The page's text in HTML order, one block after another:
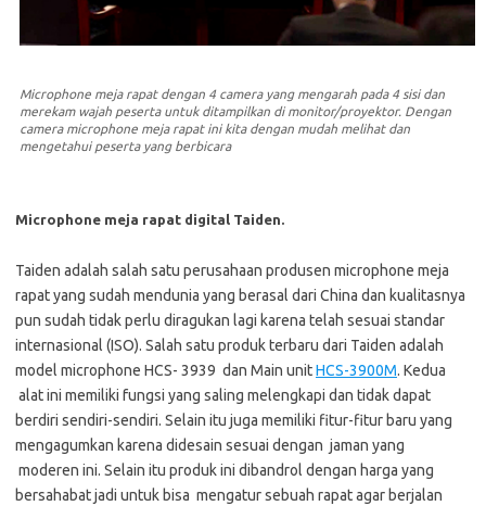
Microphone meja rapat dengan 4 camera yang mengarah pada 4 sisi dan
merekam wajah peserta untuk ditampilkan di monitor/proyektor. Dengan
camera microphone meja rapat ini kita dengan mudah melihat dan
mengetahui peserta yang berbicara
Microphone meja rapat digital Taiden.
Taiden adalah salah satu perusahaan produsen microphone meja
rapat yang sudah mendunia yang berasal dari China dan kualitasnya
pun sudah tidak perlu diragukan lagi karena telah sesuai standar
internasional (ISO). Salah satu produk terbaru dari Taiden adalah
model microphone HCS- 3939 dan Main unitHCS-3900M. Kedua
alat ini memiliki fungsi yang saling melengkapi dan tidak dapat
berdiri sendiri-sendiri. Selain itu juga memiliki fitur-fitur baru yang
mengagumkan karena didesain sesuai dengan jaman yang
moderen ini. Selain itu produk ini dibandrol dengan harga yang
bersahabat jadi untuk bisa mengatur sebuah rapat agar berjalan